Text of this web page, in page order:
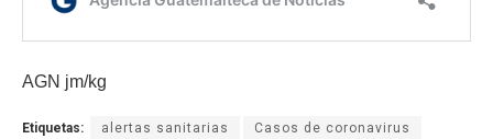
AGN jm/kg
Etiquetas: alertas sanitarias Casos de coronavirus